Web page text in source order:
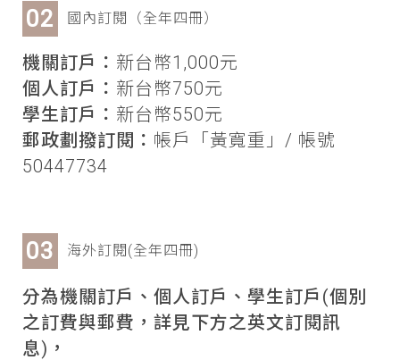
國內訂閱（全年四冊）
機關訂戶： 新台幣1,000元
個人訂戶： 新台幣750元
學生訂戶： 新台幣550元
郵政劃撥訂閱： 帳戶「黃寬重」/ 帳號
50447734
海外訂閱(全年四冊)
分為機關訂戶、個人訂戶、學生訂戶(個別
之訂費與郵費，詳見下方之英文訂閱訊
息)，